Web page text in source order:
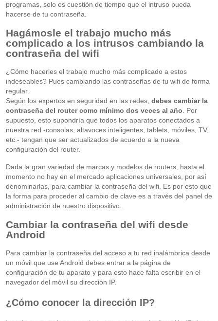
programas, solo es cuestión de tiempo que el intruso pueda
hacerse de tu contraseña.
Hagámosle el trabajo mucho más
complicado a los intrusos cambiando la
contraseña del wifi
¿Cómo hacerles el trabajo mucho más complicado a estos
indeseables? Pues cambiando las contraseñas de tu wifi de forma
regular.
Según los expertos en seguridad en las redes, debes cambiar la
contraseña del router como mínimo dos veces al año. Por
supuesto, esto supondría que todos los aparatos conectados a
nuestra red -consolas, altavoces inteligentes, tablets, móviles, TV,
etc.- tengan que ser actualizados de acuerdo a la nueva
configuración del router.
Dada la gran variedad de marcas y modelos de routers, hasta el
momento no hay en el mercado aplicaciones universales, por así
denominarlas, para cambiar la contraseña del wifi. Es por esto que
la forma para proceder al cambio de clave es a través del panel de
administración de nuestro dispositivo.
Cambiar la contraseña del wifi desde
Android
Para cambiar la contraseña del acceso a tu red inalámbrica desde
un móvil que use Android debes entrar a la página de
configuración de tu aparato​ y para esto hace falta escribir en el
navegador del móvil su dirección IP.
¿Cómo conocer la dirección IP?